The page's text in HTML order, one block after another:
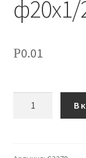
Корзина
Оплата
Р0.01
В